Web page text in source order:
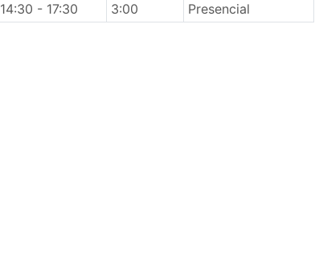
14:30 - 17:30 3:00 Presencial